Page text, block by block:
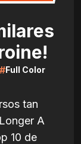
#Full Color
tan
A
10 de